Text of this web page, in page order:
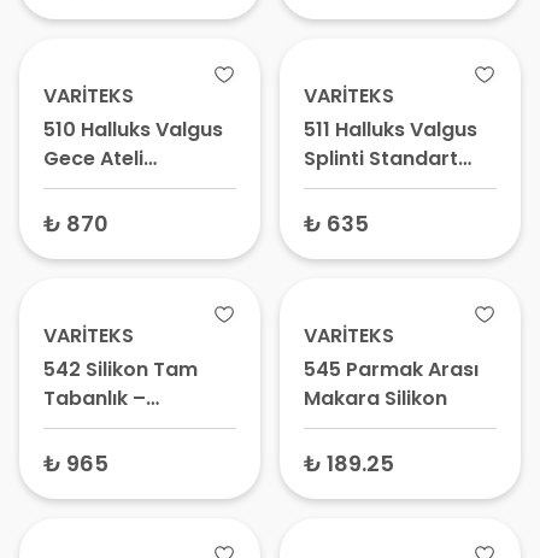
VARİTEKS
510 Halluks Valgus
Gece Ateli
Standart Beden –
Ayak Baş Parmak
₺ 870
VARİTEKS
511 Halluks Valgus
Splinti Standart
Beden
₺ 635
VARİTEKS
542 Silikon Tam
Tabanlık –
Ortopedik
Ayakkabı Tabanlığı,
₺ 965
VARİTEKS
545 Parmak Arası
Makara Silikon
₺ 189.25